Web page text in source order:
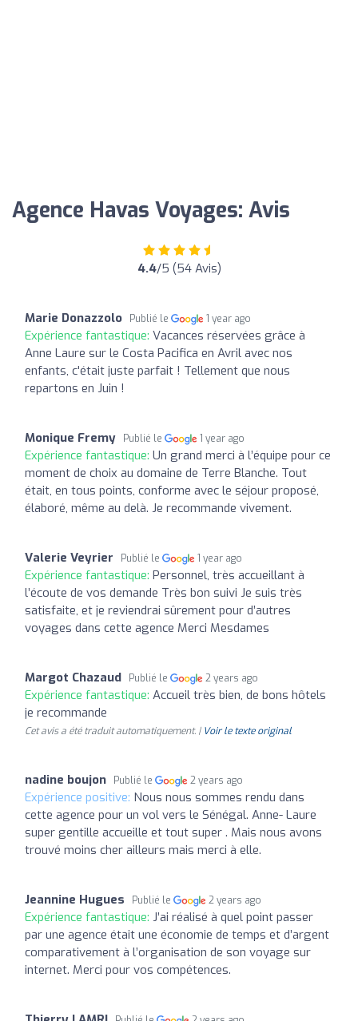
Agence Havas Voyages: Avis
4.4/5 (54 Avis)
Marie Donazzolo Publié le 1 year ago
Expérience fantastique: Vacances réservées grâce à
Anne Laure sur le Costa Pacifica en Avril avec nos
enfants, c'était juste parfait ! Tellement que nous
repartons en Juin !
Monique Fremy Publié le 1 year ago
Expérience fantastique: Un grand merci à l’équipe pour ce
moment de choix au domaine de Terre Blanche. Tout
était, en tous points, conforme avec le séjour proposé,
élaboré, même au delà. Je recommande vivement.
Valerie Veyrier Publié le 1 year ago
Expérience fantastique: Personnel, très accueillant à
l’écoute de vos demande Très bon suivi Je suis très
satisfaite, et je reviendrai sûrement pour d’autres
voyages dans cette agence Merci Mesdames
Margot Chazaud Publié le 2 years ago
Expérience fantastique: Accueil très bien, de bons hôtels
je recommande
Cet avis a été traduit automatiquement. | Voir le texte original
nadine boujon Publié le 2 years ago
Expérience positive: Nous nous sommes rendu dans
cette agence pour un vol vers le Sénégal. Anne- Laure
super gentille accueille et tout super . Mais nous avons
trouvé moins cher ailleurs mais merci à elle.
Jeannine Hugues Publié le 2 years ago
Expérience fantastique: J’ai réalisé à quel point passer
par une agence était une économie de temps et d’argent
comparativement à l’organisation de son voyage sur
internet. Merci pour vos compétences.